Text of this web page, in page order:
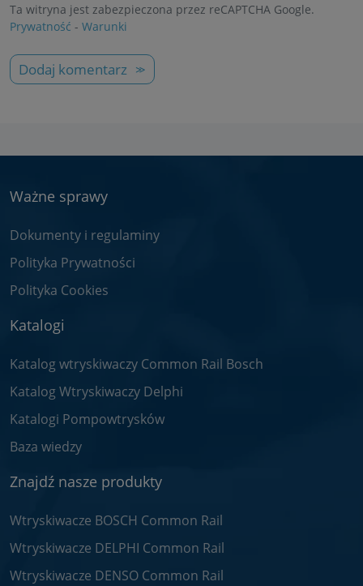
Ta witryna jest zabezpieczona przez reCAPTCHA Google.
Prywatność - Warunki
Dodaj komentarz
Ważne sprawy
Dokumenty i regulaminy
Polityka Prywatności
Polityka Cookies
Katalogi
Katalog wtryskiwaczy Common Rail Bosch
Katalog Wtryskiwaczy Delphi
Katalogi Pompowtrysków
Baza wiedzy
Znajdź nasze produkty
Wtryskiwacze BOSCH Common Rail
Wtryskiwacze DELPHI Common Rail
Wtryskiwacze DENSO Common Rail